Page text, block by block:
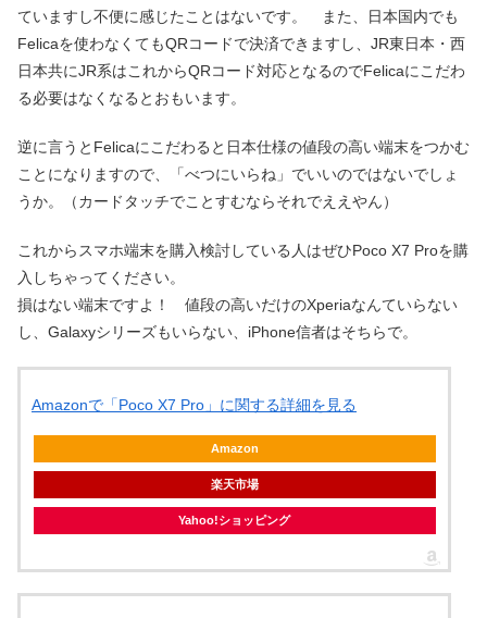
ていますし不便に感じたことはないです。 また、日本国内でも
Felicaを使わなくてもQRコードで決済できますし、JR東日本・西
日本共にJR系はこれからQRコード対応となるのでFelicaにこだわ
る必要はなくなるとおもいます。
逆に言うとFelicaにこだわると日本仕様の値段の高い端末をつかむ
ことになりますので、「べつにいらね」でいいのではないでしょ
うか。（カードタッチでことすむならそれでええやん）
これからスマホ端末を購入検討している人はぜひPoco X7 Proを購
入しちゃってください。
損はない端末ですよ！ 値段の高いだけのXperiaなんていらない
し、Galaxyシリーズもいらない、iPhone信者はそちらで。
Amazonで「Poco X7 Pro」に関する詳細を見る
Amazon
楽天市場
Yahoo!ショッピング